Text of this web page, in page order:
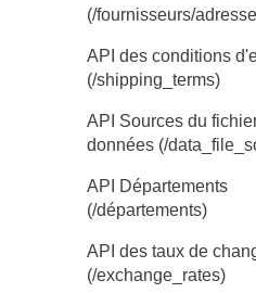
(/fournisseurs/
API des conditions
(/shipping_terms)
API Sources du
données (/
API Départements
(/départements)
API des taux de
(/exchange_rates)